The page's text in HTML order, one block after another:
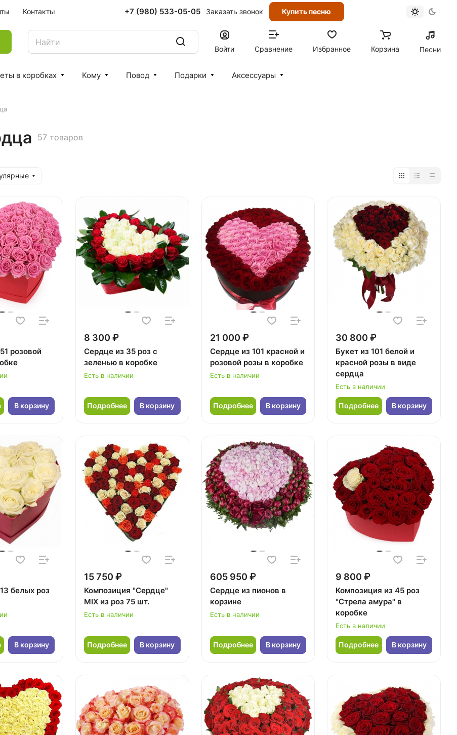
Контакты +7 (980) 533-05-05 Заказать звонок Купить песню
Войти Сравнение Избранное Корзина Песни
в коробках Кому Повод Подарки Аксессуары
57 товаров
розовой
В корзину
8 300 ₽
Сердце из 35 роз с
зеленью в коробке
Есть в наличии
Подробнее В корзину
21 000 ₽
Сердце из 101 красной и
розовой розы в коробке
Есть в наличии
Подробнее В корзину
30 800 ₽
Букет из 101 белой и
красной розы в виде
сердца
Есть в наличии
Подробнее В корзину
белых роз
В корзину
15 750 ₽
Композиция "Сердце"
MIX из роз 75 шт.
Есть в наличии
Подробнее В корзину
605 950 ₽
Сердце из пионов в
корзине
Есть в наличии
Подробнее В корзину
9 800 ₽
Композиция из 45 роз
"Стрела амура" в
коробке
Есть в наличии
Подробнее В корзину